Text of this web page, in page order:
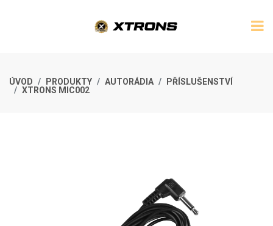
ÚVOD PRODUKTY AUTORÁDIA
PŘÍSLUŠENSTVÍ
XTRONS MIC002